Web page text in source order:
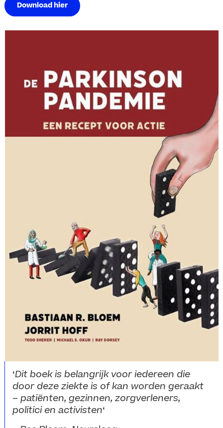
Download hier
‘Dit boek is belangrijk voor iedereen die
door deze ziekte is of kan worden geraakt
– patiënten, gezinnen, zorgverleners,
politici en activisten‘